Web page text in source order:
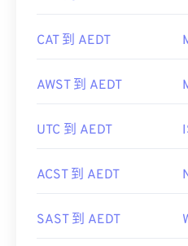
KST 到 AEDT
CAT 到 AEDT
AWST 到 AEDT
UTC 到 AEDT
ACST 到 AEDT